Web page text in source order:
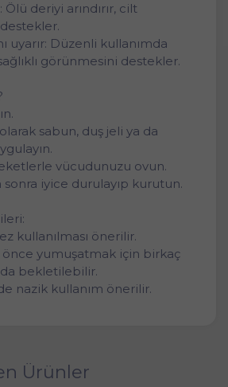
deriyi arındırır, cilt
uyarır: Düzenli kullanımda
görünmesini destekler.
sabun, duş jeli ya da
vücudunuzu ovun.
sonra iyice durulayıp kurutun.
kullanılması önerilir.
önce yumuşatmak için birkaç
bekletilebilir.
nazik kullanım önerilir.
Ürünler